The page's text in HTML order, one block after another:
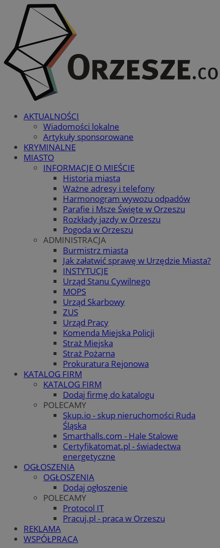
AKTUALNOŚCI
Wiadomości lokalne
Artykuły sponsorowane
KRYMINALNE
MIASTO
INFORMACJE O MIEŚCIE
Historia miasta
Ważne adresy i telefony
Harmonogram wywozu odpadów
Parafie i Msze Święte w Orzeszu
Rozkłady jazdy w Orzeszu
Pogoda w Orzeszu
ADMINISTRACJA
Burmistrz miasta
Jak załatwić sprawę w Urzędzie Miasta?
INSTYTUCJE
Urząd Stanu Cywilnego
MOPS
Urząd Skarbowy
ZUS
Urząd Pracy
Komenda Miejska Policji
Straż Miejska
Straż Pożarna
Prokuratura Rejonowa
KATALOG FIRM
KATALOG FIRM
Dodaj firmę do katalogu
POLECAMY
Skup.io - skup nieruchomości Ruda
Śląska
Smarthalls.com - Hale Stalowe
Certyfikatomat.pl - świadectwa
energetyczne
OGŁOSZENIA
OGŁOSZENIA
Dodaj ogłoszenie
POLECAMY
Protocol IT
Pracuj.pl - praca w Orzeszu
REKLAMA
WSPÓŁPRACA